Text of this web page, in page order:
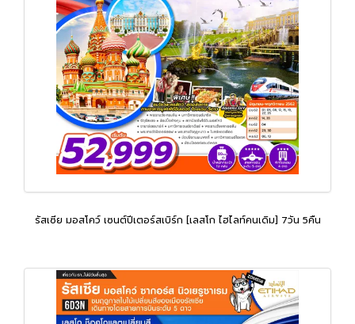
รัสเซีย มอสโคว์ เซนต์ปีเตอร์สเบิร์ก [เลสโก ไฮไลท์คนเดิม] 7วัน 5คืน